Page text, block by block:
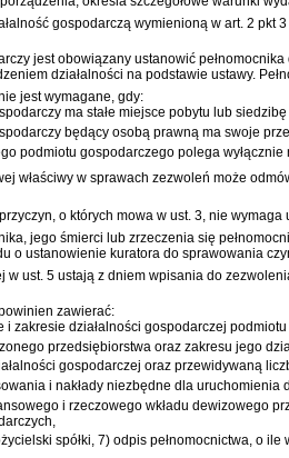
gospodarczą wymienioną w art. 2 pkt
jest obowiązany ustanowić
działalności na podstawie ustawy.
jest wymagane, gdy:
ma stałe miejsce pobytu lub
będący osobą prawną ma swoje
podmiotu gospodarczego polega
właściwy w sprawach zezwoleń może
o których mowa w ust. 3, nie
jego śmierci lub zrzeczenia się
o ustanowienie kuratora do sprawowania
ust. 5 ustają z dniem wpisania do
zawierać:
i zakresie działalności gospodarczej
przedsiębiorstwa oraz zakresu jego
gospodarczej oraz przewidywaną
i nakłady niezbędne dla uruchomienia
i rzeczowego wkładu dewizowego
spółki, 7) odpis pełnomocnictwa, o